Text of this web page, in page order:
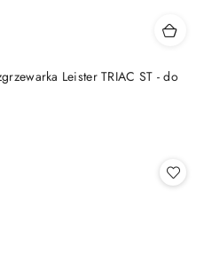
Leister TRIAC ST - do